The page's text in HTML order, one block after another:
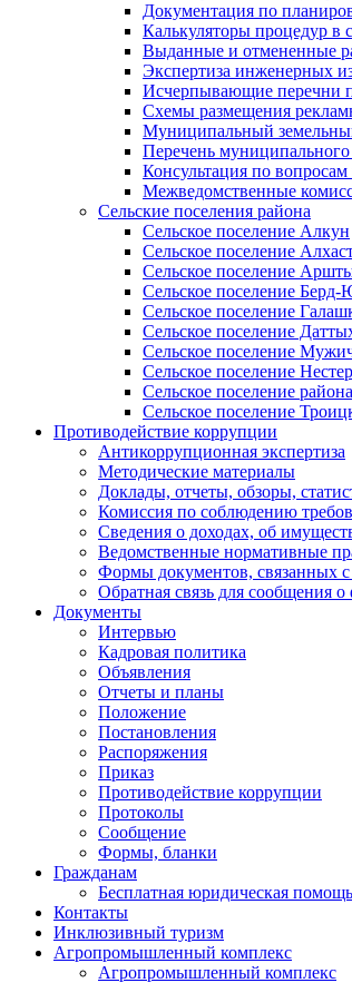
Документация по
Калькуляторы процедур в
Выданные и отмененные
Экспертиза инженерных
Исчерпывающие перечни
Схемы размещения
Муниципальный
Перечень
Консультация по вопросам
Межведомственные
Сельские поселения района
Сельское поселение Алкун
Сельское поселение
Сельское поселение
Сельское поселение Берд-
Сельское поселение
Сельское поселение
Сельское поселение
Сельское поселение
Сельское поселение района
Сельское поселение
Противодействие коррупции
Антикоррупционная экспертиза
Методические материалы
Доклады, отчеты, обзоры,
Комиссия по соблюдению
Сведения о доходах, об
Ведомственные нормативные
Формы документов, связанных
Обратная связь для сообщения
Документы
Интервью
Кадровая политика
Объявления
Отчеты и планы
Положение
Постановления
Распоряжения
Приказ
Противодействие коррупции
Протоколы
Сообщение
Формы, бланки
Гражданам
Бесплатная юридическая помощь
Контакты
Инклюзивный туризм
Агропромышленный комплекс
Агропромышленный комплекс